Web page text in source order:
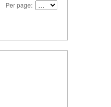
Per page: